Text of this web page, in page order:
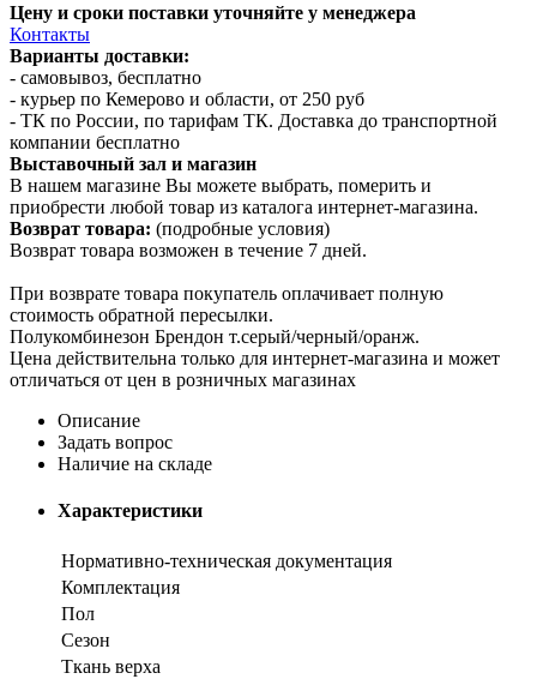
Цену и сроки поставки уточняйте у менеджера
Контакты
Варианты доставки:
- самовывоз, бесплатно
- курьер по Кемерово и области, от 250 руб
- ТК по России, по тарифам ТК. Доставка до транспортной
компании бесплатно
Выставочный зал и магазин
В нашем магазине Вы можете выбрать, померить и
приобрести любой товар из каталога интернет-магазина.
Возврат товара: (подробные условия)
Возврат товара возможен в течение 7 дней.
При возврате товара покупатель оплачивает полную
стоимость обратной пересылки.
Полукомбинезон Брендон т.серый/черный/оранж.
Цена действительна только для интернет-магазина и может
отличаться от цен в розничных магазинах
Описание
Задать вопрос
Наличие на складе
Характеристики
Нормативно-техническая документация
Комплектация
Пол
Сезон
Ткань верха